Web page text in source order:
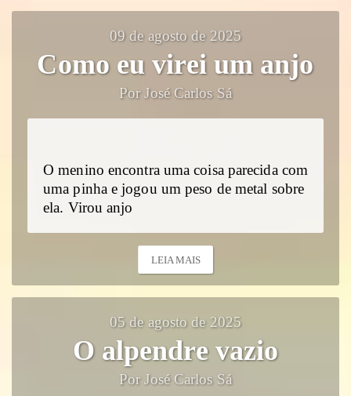
09 de agosto de 2025
Como eu virei um anjo
Por José Carlos Sá
O menino encontra uma coisa parecida com
uma pinha e jogou um peso de metal sobre
ela. Virou anjo
LEIA MAIS
05 de agosto de 2025
O alpendre vazio
Por José Carlos Sá